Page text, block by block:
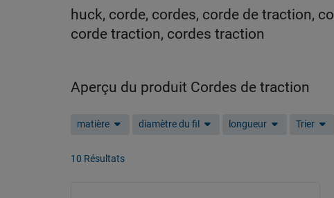
huck, corde, cordes, corde de traction,
corde traction, cordes traction
Aperçu du produit Cordes de traction
matière diamètre du fil longueur Trier
10 Résultats